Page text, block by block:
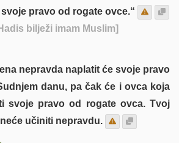
pravo od rogate ovce.“
bilježi imam Muslim]
nepravda naplatit će svoje pravo
danu, pa čak će i ovca koja
svoje pravo od rogate ovca. Tvoj
učiniti nepravdu.